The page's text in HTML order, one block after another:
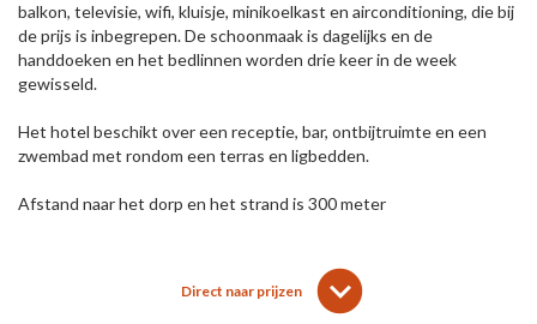
balkon, televisie, wifi, kluisje, minikoelkast en airconditioning, die bij
de prijs is inbegrepen. De schoonmaak is dagelijks en de
handdoeken en het bedlinnen worden drie keer in de week
gewisseld.
Het hotel beschikt over een receptie, bar, ontbijtruimte en een
zwembad met rondom een terras en ligbedden.
Afstand naar het dorp en het strand is 300 meter
Direct naar prijzen lens
keyboard_arrow_down